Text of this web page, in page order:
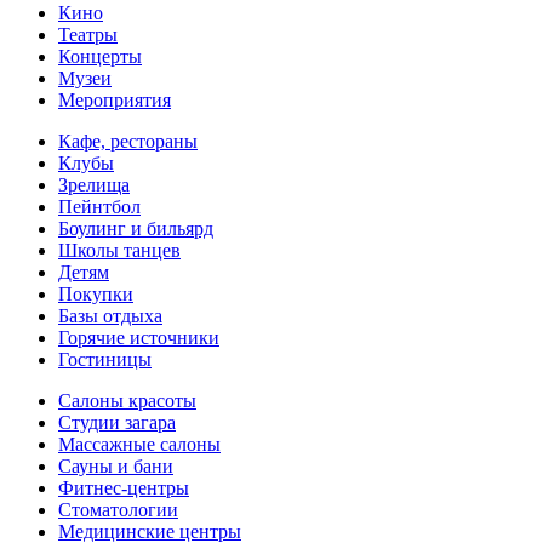
Кино
Театры
Концерты
Музеи
Мероприятия
Кафе, рестораны
Клубы
Зрелища
Пейнтбол
Боулинг и бильярд
Школы танцев
Детям
Покупки
Базы отдыха
Горячие источники
Гостиницы
Салоны красоты
Студии загара
Массажные салоны
Сауны и бани
Фитнес-центры
Стоматологии
Медицинские центры